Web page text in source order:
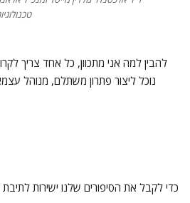
להבין למה אני מתכוון, כל אחד צריך
נוכל ליצור פתרון משתלם, מנוהל
כדי לקבל את הסיפורים שלנו ישירות